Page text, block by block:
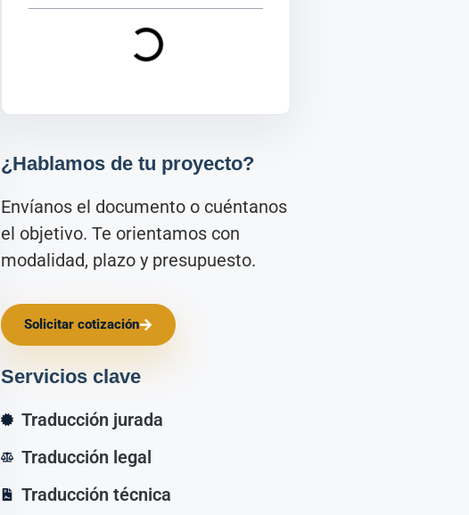
¿Hablamos de tu proyecto?
Envíanos el documento o cuéntanos
el objetivo. Te orientamos con
modalidad, plazo y presupuesto.
Solicitar cotización
Servicios clave
Traducción jurada
Traducción legal
Traducción técnica